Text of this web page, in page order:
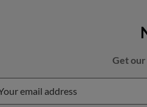
Get our